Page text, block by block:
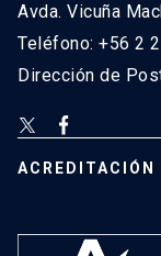
Avda. Vicuña
Teléfono: +56 2
Dirección de
ACREDITACIÓN